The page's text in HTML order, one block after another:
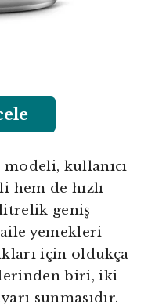
kullanıcı
hem de hızlı
geniş
yemekleri
için oldukça
biri, iki
sunmasıdır.